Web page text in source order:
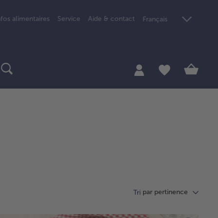
alimentaires Service Aide & contact Français
Tri par pertinence